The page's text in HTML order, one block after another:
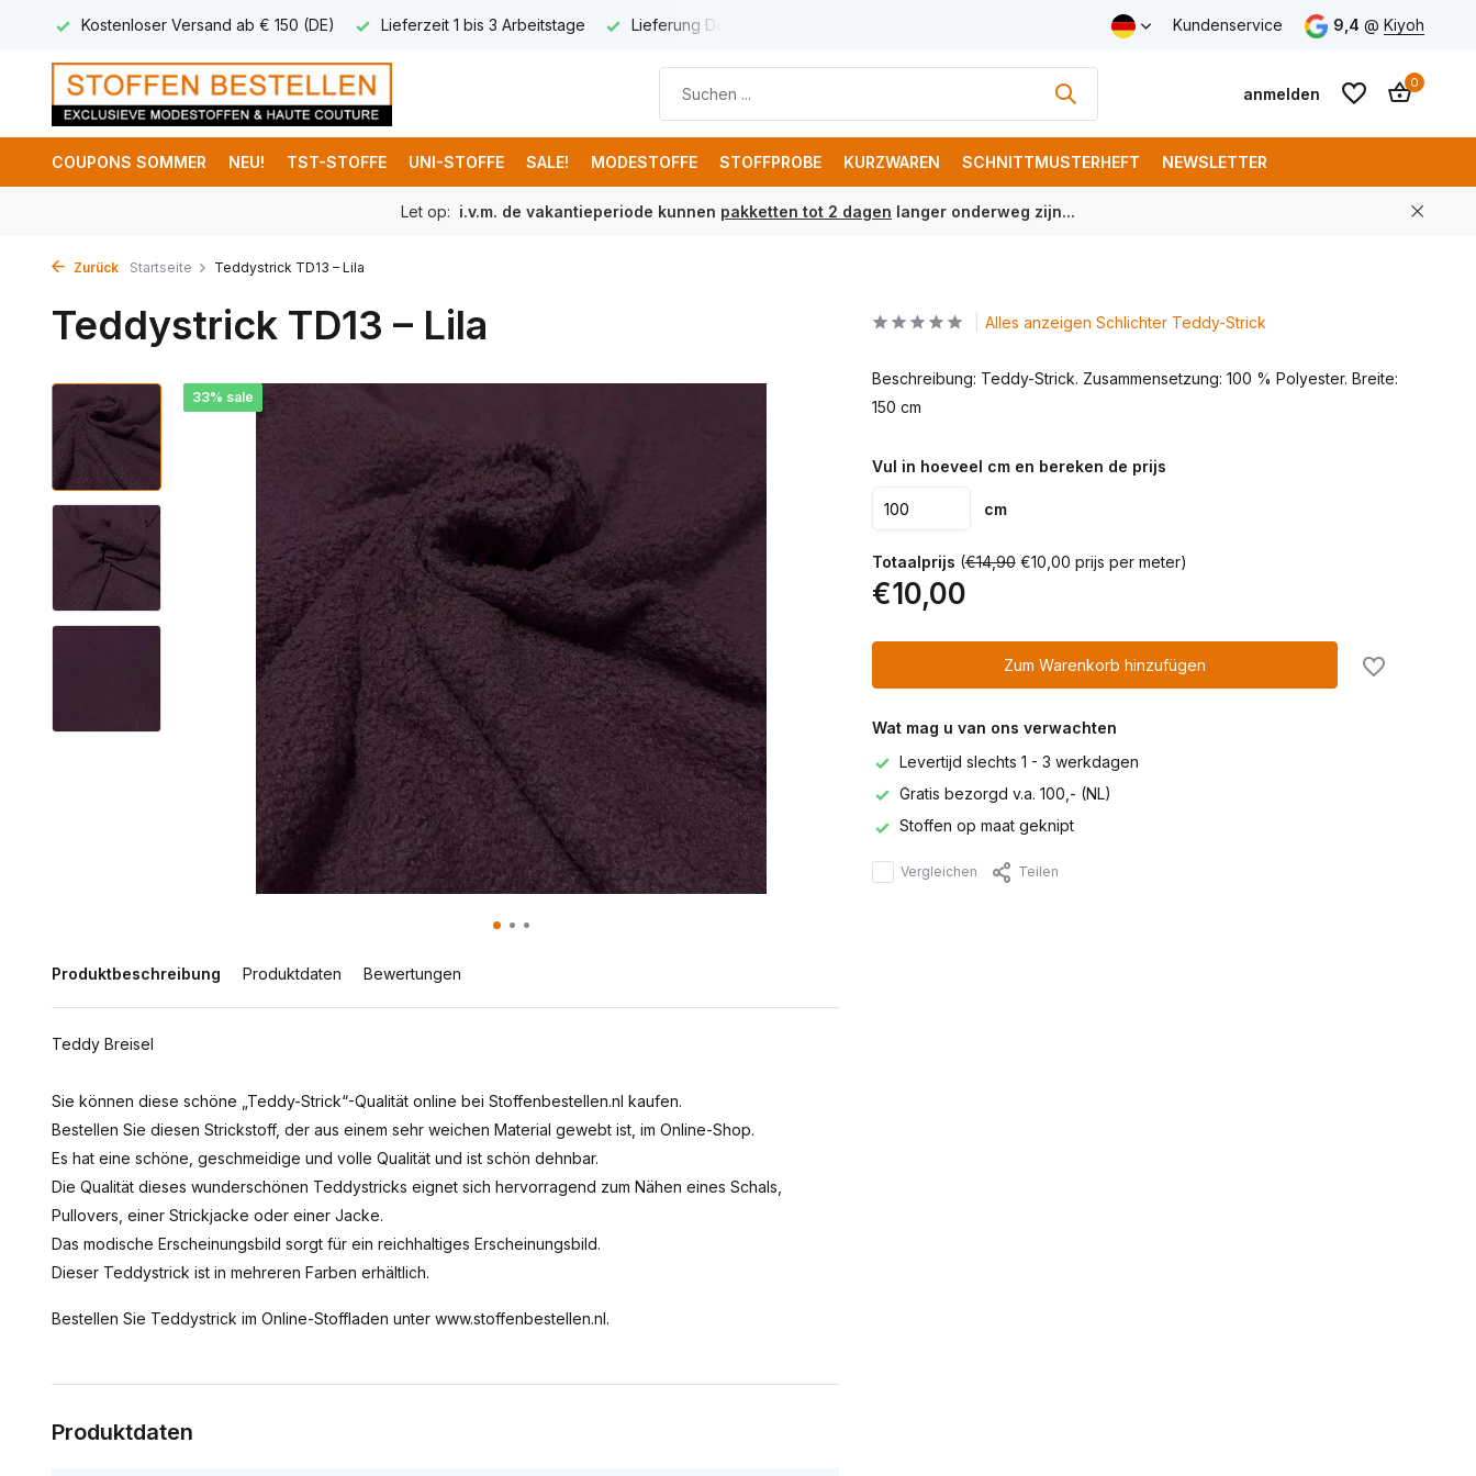
Kostenloser Versand ab € 150 (DE) Lieferzeit 1 bis 3 Arbeitstage Lieferung Deutschland € 8,95 Kostenloser Versand ab € 150 (DE) Kundenservice 9,4 @ Kiyoh
anmelden
anlegen
0
COUPONS SOMMER NEU! TST-STOFFE UNI-STOFFE SALE! MODESTOFFE STOFFPROBE KURZWAREN SCHNITTMUSTERHEFT NEWSLETTER
Let op: i.v.m. de vakantieperiode kunnen pakketten tot 2 dagen langer onderweg zijn...
Zurück Startseite Teddystrick TD13 – Lila
Teddystrick TD13 – Lila
33% sale
Produktbeschreibung Produktdaten Bewertungen
Teddy Breisel
Sie können diese schöne „Teddy-Strick“-Qualität online bei Stoffenbestellen.nl kaufen.
Bestellen Sie diesen Strickstoff, der aus einem sehr weichen Material gewebt ist, im Online-Shop.
Es hat eine schöne, geschmeidige und volle Qualität und ist schön dehnbar.
Die Qualität dieses wunderschönen Teddystricks eignet sich hervorragend zum Nähen eines Schals,
Pullovers, einer Strickjacke oder einer Jacke.
Das modische Erscheinungsbild sorgt für ein reichhaltiges Erscheinungsbild.
Dieser Teddystrick ist in mehreren Farben erhältlich.
Bestellen Sie Teddystrick im Online-Stoffladen unter www.stoffenbestellen.nl.
Produktdaten
Alles anzeigen Schlichter Teddy-Strick
Beschreibung: Teddy-Strick. Zusammensetzung: 100 % Polyester. Breite:
150 cm
Vul in hoeveel cm en bereken de prijs
cm
Totaalprijs (€14,90€10,00 prijs per meter)
€10,00
Zum Warenkorb hinzufügen
Wat mag u van ons verwachten
Levertijd slechts 1 - 3 werkdagen
Gratis bezorgd v.a. 100,- (NL)
Stoffen op maat geknipt
Vergleichen Teilen